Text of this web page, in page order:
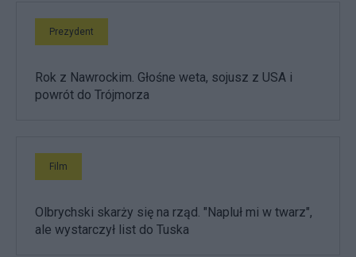
Prezydent
Rok z Nawrockim. Głośne weta, sojusz z USA i
powrót do Trójmorza
Film
Olbrychski skarży się na rząd. "Napluł mi w twarz",
ale wystarczył list do Tuska